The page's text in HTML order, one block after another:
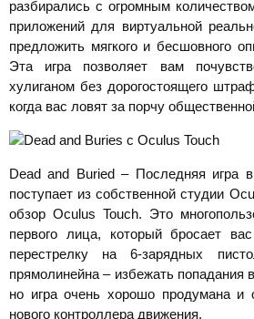
разбирались с огромным
приложений для виртуальной
предложить мягкого и бесшовного
Эта игра позволяет вам
хулиганом без дорогостоящего
когда вас ловят за порчу
Dead and Buried – Последняя игра
поступает из собственной студии
обзор Oculus Touch. Это
первого лица, который бросает
перестрелку на 6-зарядных
прямолинейна – избежать попадания
но игра очень хорошо продумана и
нового контроллера движения.